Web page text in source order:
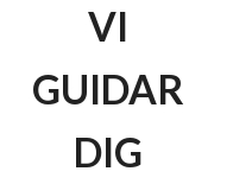
VI
GUIDAR
DIG